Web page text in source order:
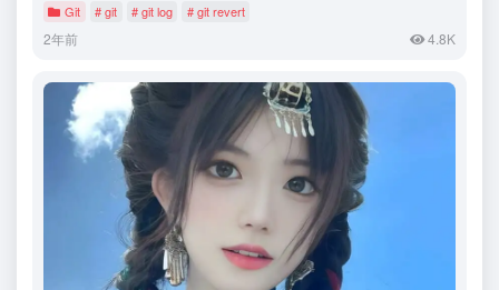
Git # git # git log # git revert
2年前 4.8K